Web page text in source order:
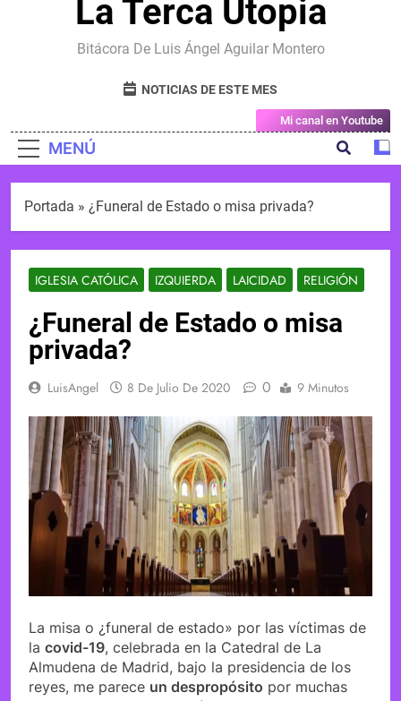
La Terca Utopia
Bitácora De Luis Ángel Aguilar Montero
NOTICIAS DE ESTE MES
MENÚ
Mi canal en Youtube
Portada » ¿Funeral de Estado o misa privada?
IGLESIA CATÓLICA IZQUIERDA LAICIDAD RELIGIÓN
¿Funeral de Estado o misa
privada?
LuisAngel 8 De Julio De 2020 0 9 Minutos
La misa o ¿funeral de estado» por las víctimas de
la covid-19, celebrada en la Catedral de La
Almudena de Madrid, bajo la presidencia de los
reyes, me parece un despropósito por muchas